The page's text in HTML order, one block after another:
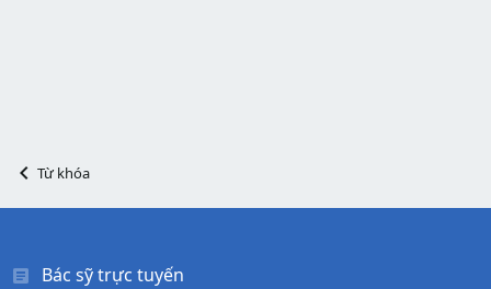
Từ khóa
Bác sỹ trực tuyến